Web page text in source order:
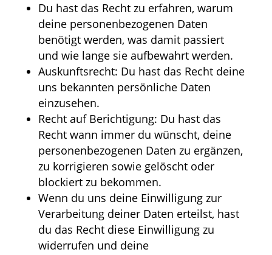
Du hast das Recht zu erfahren, warum
deine personenbezogenen Daten
benötigt werden, was damit passiert
und wie lange sie aufbewahrt werden.
Auskunftsrecht: Du hast das Recht deine
uns bekannten persönliche Daten
einzusehen.
Recht auf Berichtigung: Du hast das
Recht wann immer du wünscht, deine
personenbezogenen Daten zu ergänzen,
zu korrigieren sowie gelöscht oder
blockiert zu bekommen.
Wenn du uns deine Einwilligung zur
Verarbeitung deiner Daten erteilst, hast
du das Recht diese Einwilligung zu
widerrufen und deine